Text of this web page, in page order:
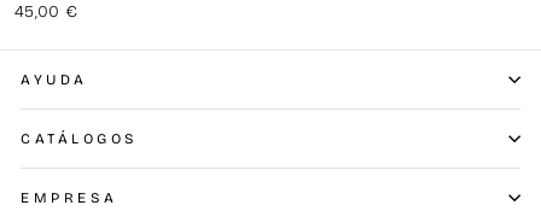
45,00 €
AYUDA
CATÁLOGOS
EMPRESA